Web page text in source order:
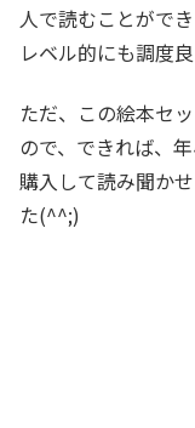
人で読むことがで
レベル的にも調度
ただ、この絵本セ
ので、できれば、
購入して読み聞か
た(^^;)